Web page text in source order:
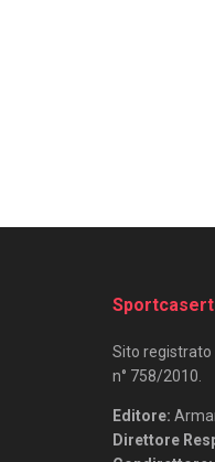
Sito registrato
n° 758/2010.
Editore:
Direttore